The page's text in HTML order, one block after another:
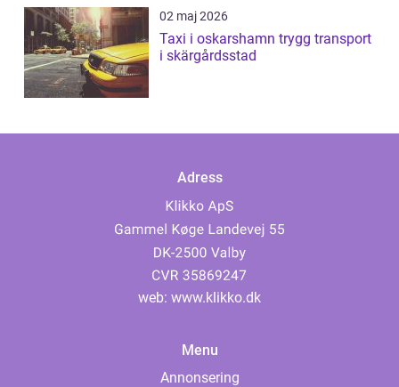
02 maj 2026
Taxi i oskarshamn trygg transport
i skärgårdsstad
Adress
web: www.klikko.dk
Menu
Annonsering